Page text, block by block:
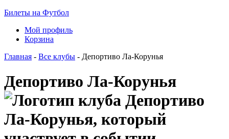
Билеты на Футбол
Мой профиль
Корзина
Главная - Все клубы - Депортиво Ла-Корунья
Депортиво Ла-Корунья